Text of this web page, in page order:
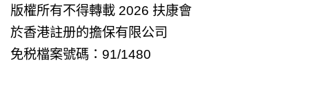
版權所有不得轉載 2026 扶康會
於香港註册的擔保有限公司
免税檔案號碼：91/1480